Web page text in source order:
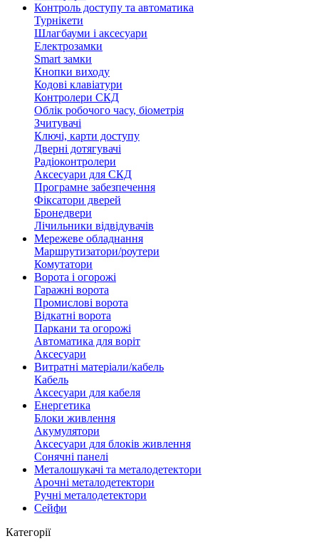
Контроль доступу та автоматика
Турнікети
Шлагбауми і аксесуари
Електрозамки
Smart замки
Кнопки виходу
Кодові клавіатури
Контролери СКД
Облік робочого часу, біометрія
Зчитувачі
Ключі, карти доступу
Дверні дотягувачі
Радіоконтролери
Аксесуари для СКД
Програмне забезпечення
Фіксатори дверей
Бронедвери
Лічильники відвідувачів
Мережеве обладнання
Маршрутизатори/роутери
Комутатори
Ворота і огорожі
Гаражні ворота
Промислові ворота
Відкатні ворота
Паркани та огорожі
Автоматика для воріт
Аксесуари
Витратні матеріали/кабель
Кабель
Аксесуари для кабеля
Енергетика
Блоки живлення
Акумулятори
Аксесуари для блоків живлення
Сонячні панелі
Металошукачі та металодетектори
Арочні металодетектори
Ручні металодетектори
Сейфи
Категорії